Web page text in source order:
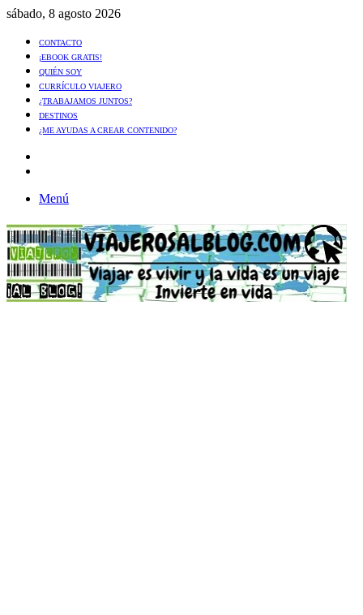
sábado, 8 agosto 2026
CONTACTO
¡EBOOK GRATIS!
QUIÉN SOY
CURRÍCULO VIAJERO
¿TRABAJAMOS JUNTOS?
DESTINOS
¿ME AYUDAS A CREAR CONTENIDO?
Menú